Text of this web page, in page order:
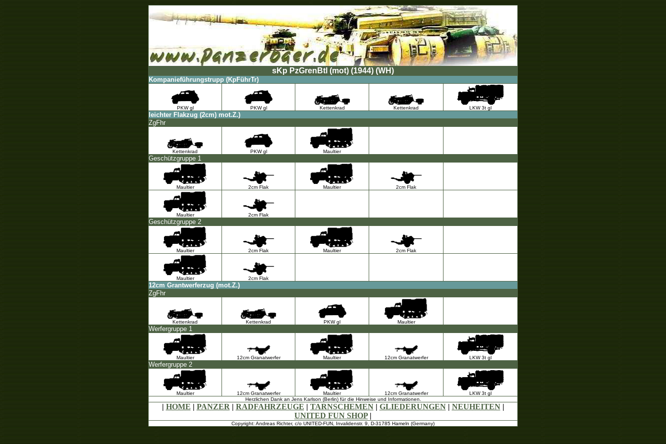
sKp PzGrenBtl (mot) (1944) (WH)
Kompanieführungstrupp (KpFührTr)
PKW gl PKW gl Kettenkrad Kettenkrad LKW 3t gl
leichter Flakzug (2cm) mot.Z.)
ZgFhr
Kettenkrad PKW gl Maultier
Geschützgruppe 1
Maultier 2cm Flak Maultier 2cm Flak
Maultier 2cm Flak
Geschützgruppe 2
Maultier 2cm Flak Maultier 2cm Flak
Maultier 2cm Flak
12cm Grantwerferzug (mot.Z.)
ZgFhr
Kettenkrad Kettenkrad PKW gl Maultier
Werfergruppe 1
Maultier 12cm Granatwerfer Maultier 12cm Granatwerfer LKW 3t gl
Werfergruppe 2
Maultier 12cm Granatwerfer Maultier 12cm Granatwerfer
LKW 3t gl
Herzlichen Dank an Jens Karlson (Berlin) für die Hinweise und Informationen.
| HOME | PANZER | RADFAHRZEUGE | TARNSCHEMEN| GLIEDERUNGEN| NEUHEITEN|
UNITED FUN SHOP|
Copyright: Andreas Richter, c/o UNITED-FUN, Invalidenstr. 9, D-31785 Hameln (Germany)